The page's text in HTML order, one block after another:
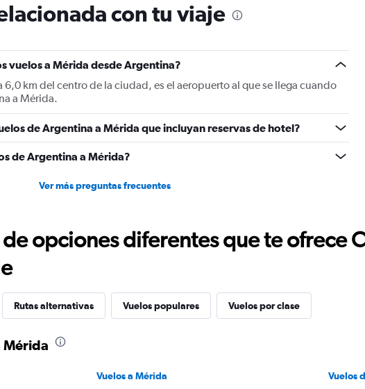
con tu viaje
vuelos a Mérida desde Argentina?
km del centro de la ciudad, es el aeropuerto al que se llega cuando
a Mérida.
de Argentina a Mérida que incluyan reservas de hotel?
de Argentina a Mérida?
Ver más preguntas frecuentes
opciones diferentes que te ofrece
Rutas alternativas Vuelos populares Vuelos por clase
Mérida
Vuelos a Mérida
Vuelos